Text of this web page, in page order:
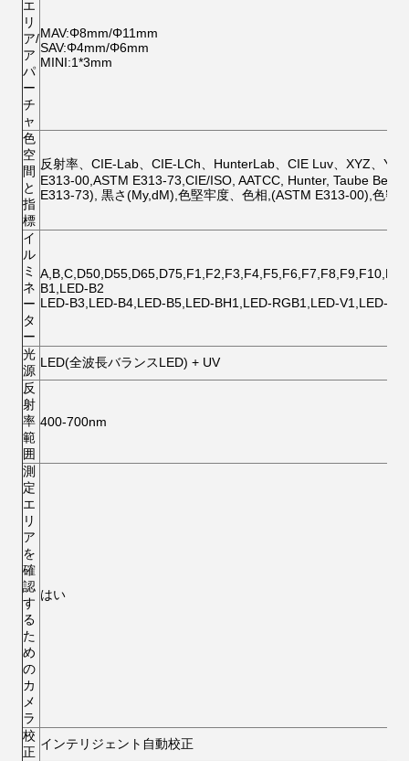
エ
リ
ア/
ア
パ
ー
チ
ャ
MAV:Φ8mm/Φ11mm
SAV:Φ4mm/Φ6mm
MINI:1*3mm
色
空
間
と
指
標
反射率、CIE-Lab、CIE-LCh、HunterLab、CIE Luv、XYZ、
E313-00,ASTM E313-73,CIE/ISO, AATCC, Hunter, Taube
E313-73), 黒さ(My,dM),色堅牢度、色相,(ASTM E313-00),色密
イ
ル
ミ
ネ
ー
タ
ー
B1,LED-B2
LED-B3,LED-B4,LED-B5,LED-BH1,LED-RGB1,LED-V1,LED-V2
光
源
LED(全波長バランスLED) + UV
反
射
率
範
囲
400-700nm
測
定
エ
リ
ア
を
確
認
す
る
た
め
の
カ
メ
ラ
はい
校
正
インテリジェント自動校正